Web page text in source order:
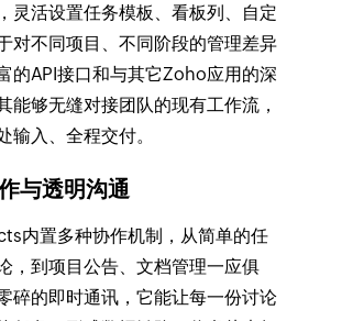
灵活设置任务模板、看板列、自定
对不同项目、不同阶段的管理差异
的API接口和与其它Zoho应用的深
能够无缝对接团队的现有工作流，
输入、全程交付。
与透明沟通
内置多种协作机制，从简单的任
，到项目公告、文档管理一应俱
碎的即时通讯，它能让每一份讨论